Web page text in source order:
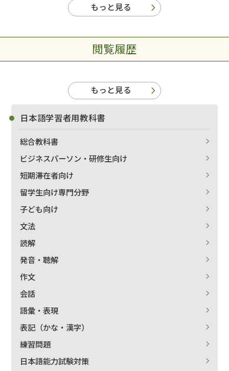
もっと見る
閲覧履歴
もっと見る
日本語学習者用教科書
総合教科書
ビジネスパーソン・研修生向け
短期滞在者向け
留学生向け専門分野
子ども向け
文法
読解
発音・聴解
作文
会話
語彙・表現
表記（かな・漢字）
練習問題
日本語能力試験対策